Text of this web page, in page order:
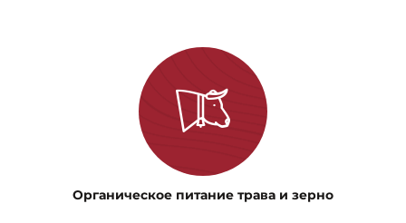
Органическое питание трава и зерно